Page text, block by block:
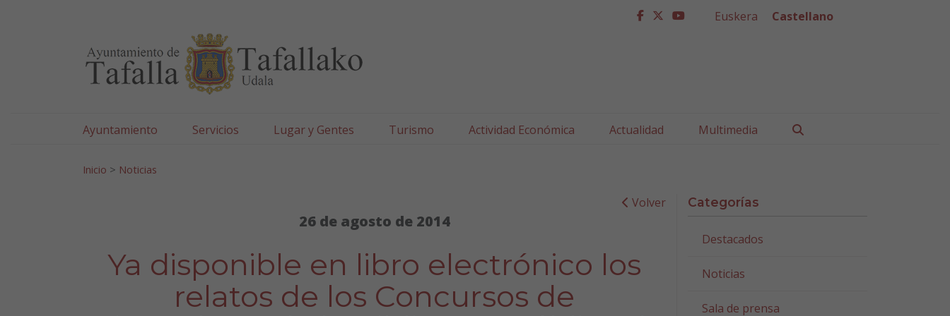
facebook
twitter
youtube
Euskera Castellano
Ayuntamiento Servicios Lugar y Gentes Turismo Actividad Económica Actualidad Multimedia
Inicio > Noticias
Volver
26 de agosto de 2014
Ya disponible en libro electrónico los
relatos de los Concursos de
Categorías
Destacados
Noticias
Sala de prensa